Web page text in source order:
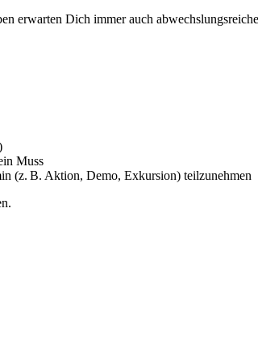
erwarten Dich immer auch
Muss
(z. B. Aktion, Demo, Exkursion) teilzunehmen